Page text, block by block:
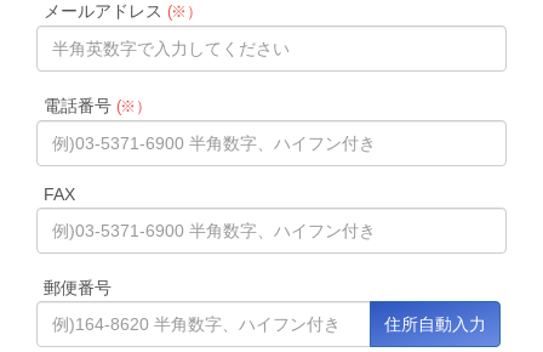
メールアドレス (※）
電話番号(※）
FAX
郵便番号